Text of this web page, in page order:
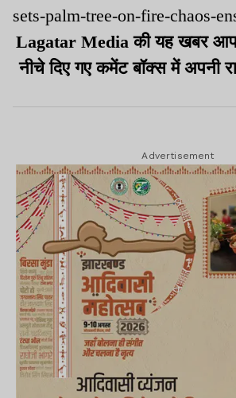
sets-palm-tree-on-fire-chaos-
Lagatar Media की यह खबर
नीचे दिए गए कमेंट बॉक्स में अपनी
Advertisement